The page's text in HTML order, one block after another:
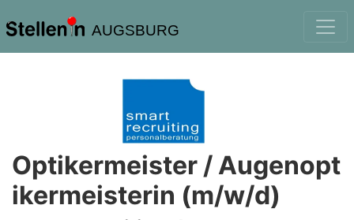
AUGSBURG
Optikermeister / Augenopt
ikermeisterin (m/w/d)